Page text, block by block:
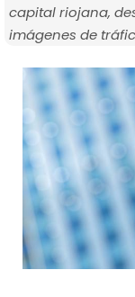
capital riojana,
imágenes de